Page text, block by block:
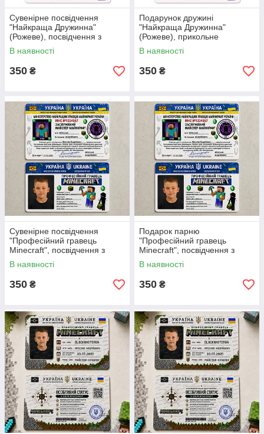
Сувенірне посвідчення
"Найкраща Дружинна"
(Рожеве), посвідчення з
приколом на подарунок для
жінки/дружини.
В наявності
350 ₴
Подарунок дружині
"Найкраща Дружинна"
(Рожеве), прикольне
посвідчення в подарунок на
День Народження.
В наявності
350 ₴
Сувенірне посвідчення
"Професійний гравець
Minecraft", посвідчення з
приколом "Майнкрафт" на
подарунок хлопцю.
В наявності
350 ₴
Подарок парню
"Професійний гравець
Minecraft", посвідчення з
приколом "Майнкрафт" на
День Народження хлопчику
В наявності
350 ₴